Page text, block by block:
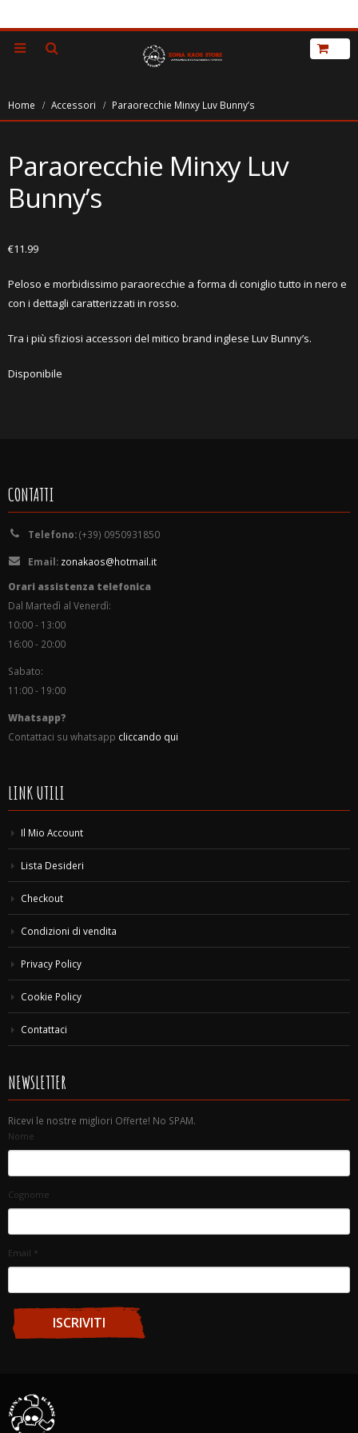
Home Accessori Paraorecchie Minxy Luv Bunny’s
Paraorecchie Minxy Luv
Bunny’s
€11.99
Peloso e morbidissimo paraorecchie a forma di coniglio tutto in nero e
con i dettagli caratterizzati in rosso.
Tra i più sfiziosi accessori del mitico brand inglese Luv Bunny’s.
Disponibile
CONTATTI
Telefono:(+39) 0950931850
Email: zonakaos@hotmail.it
Orari assistenza telefonica
Dal Martedì al Venerdì:
10:00 - 13:00
16:00 - 20:00
Sabato:
11:00 - 19:00
Whatsapp?
Contattaci su whatsapp cliccando qui
LINK UTILI
Il Mio Account
Lista Desideri
Checkout
Condizioni di vendita
Privacy Policy
Cookie Policy
Contattaci
NEWSLETTER
Ricevi le nostre migliori Offerte! No SPAM.
Nome
Cognome
Email *